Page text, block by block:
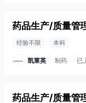
药品生产/质量管
经验不限 本科
凯莱英 制药 已
药品生产/质量管